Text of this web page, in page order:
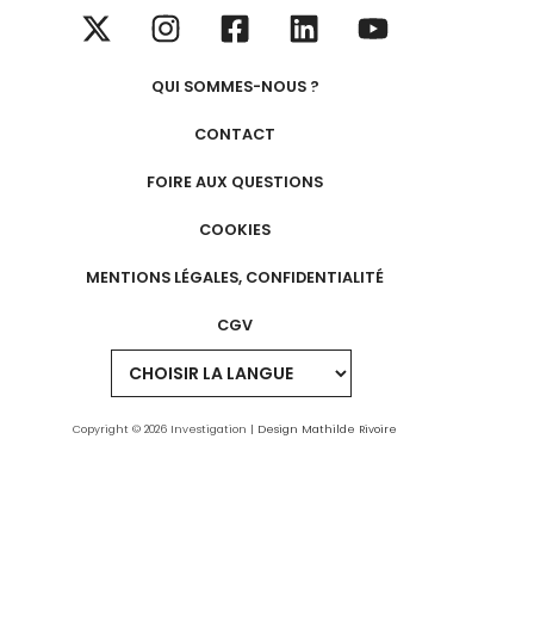
QUI SOMMES-NOUS ?
CONTACT
FOIRE AUX QUESTIONS
COOKIES
MENTIONS LÉGALES, CONFIDENTIALITÉ
CGV
Copyright © 2026 Investigation | Design Mathilde Rivoire